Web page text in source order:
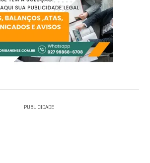
PUBLICIDADE